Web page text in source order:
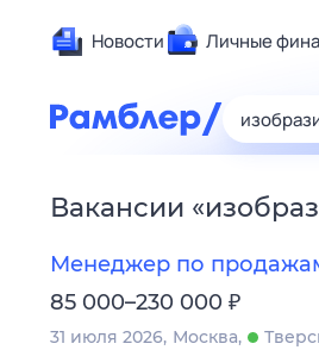
Новости Личные
Вакансии «
Менеджер по
85 000–230 000 ₽
31 июля 2026 Москва